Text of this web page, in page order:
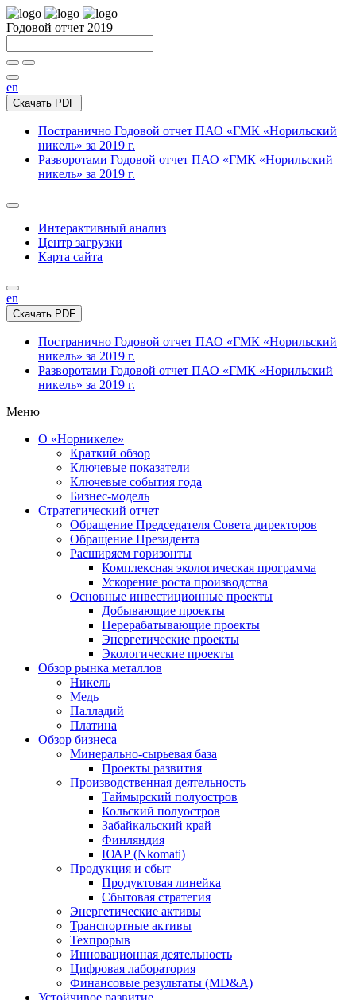
Годовой отчет 2019
en
Скачать PDF
Постранично Годовой отчет ПАО «ГМК «Норильский
никель» за 2019 г.
Разворотами Годовой отчет ПАО «ГМК «Норильский
никель» за 2019 г.
Интерактивный анализ
Центр загрузки
Карта сайта
en
Скачать PDF
Постранично Годовой отчет ПАО «ГМК «Норильский
никель» за 2019 г.
Разворотами Годовой отчет ПАО «ГМК «Норильский
никель» за 2019 г.
Меню
О «Норникеле»
Краткий обзор
Ключевые показатели
Ключевые события года
Бизнес-модель
Стратегический отчет
Обращение Председателя Совета директоров
Обращение Президента
Расширяем горизонты
Комплексная экологическая программа
Ускорение роста производства
Основные инвестиционные проекты
Добывающие проекты
Перерабатывающие проекты
Энергетические проекты
Экологические проекты
Обзор рынка металлов
Никель
Медь
Палладий
Платина
Обзор бизнеса
Минерально-сырьевая база
Проекты развития
Производственная деятельность
Таймырский полуостров
Кольский полуостров
Забайкальский край
Финляндия
ЮАР (Nkomati)
Продукция и сбыт
Продуктовая линейка
Сбытовая стратегия
Энергетические активы
Транспортные активы
Техпрорыв
Инновационная деятельность
Цифровая лаборатория
Финансовые результаты (MD&A)
Устойчивое развитие